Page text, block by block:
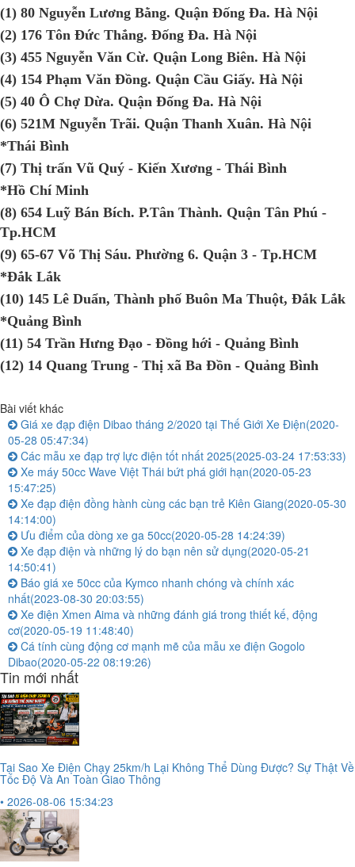
(1) 80 Nguyễn Lương Bằng. Quận Đống Đa. Hà Nội
(2) 176 Tôn Đức Thắng. Đống Đa. Hà Nội
(3) 455 Nguyễn Văn Cừ. Quận Long Biên. Hà Nội
(4) 154 Phạm Văn Đồng. Quận Cầu Giấy. Hà Nội
(5) 40 Ô Chợ Dừa. Quận Đống Đa. Hà Nội
(6) 521M Nguyễn Trãi. Quận Thanh Xuân. Hà Nội
*Thái Bình
(7) Thị trấn Vũ Quý - Kiến Xương - Thái Bình
*Hồ Chí Minh
(8) 654 Luỹ Bán Bích. P.Tân Thành. Quận Tân Phú -
Tp.HCM
(9) 65-67 Võ Thị Sáu. Phường 6. Quận 3 - Tp.HCM
*Đắk Lắk
(10) 145 Lê Duẩn, Thành phố Buôn Ma Thuột, Đắk Lắk
*Quảng Bình
(11) 54 Trần Hưng Đạo - Đồng hới - Quảng Bình
(12) 14 Quang Trung - Thị xã Ba Đồn - Quảng Bình
Bài viết khác
Giá xe đạp điện Dibao tháng 2/2020 tại Thế Giới Xe Điện(2020-
05-28 05:47:34)
Các mẫu xe đạp trợ lực điện tốt nhất 2025(2025-03-24 17:53:33)
Xe máy 50cc Wave Việt Thái bứt phá giới hạn(2020-05-23
15:47:25)
Xe đạp điện đồng hành cùng các bạn trẻ Kiên Giang(2020-05-30
14:14:00)
Ưu điểm của dòng xe ga 50cc(2020-05-28 14:24:39)
Xe đạp điện và những lý do bạn nên sử dụng(2020-05-21
14:50:41)
Báo giá xe 50cc của Kymco nhanh chóng và chính xác
nhất(2023-08-30 20:03:55)
Xe điện Xmen Aima và những đánh giá trong thiết kế, động
cơ(2020-05-19 11:48:40)
Cá tính cùng động cơ mạnh mẽ của mẫu xe điện Gogolo
Dibao(2020-05-22 08:19:26)
Tin mới nhất
Tại Sao Xe Điện Chạy 25km/h Lại Không Thể Dùng Được? Sự Thật Về
Tốc Độ Và An Toàn Giao Thông
• 2026-08-06 15:34:23